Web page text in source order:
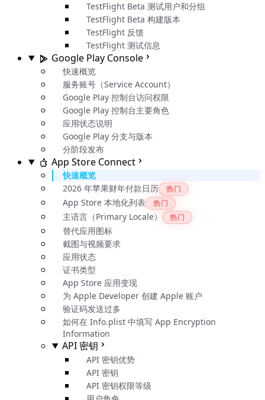
TestFlight Beta 测试用户和分组
TestFlight Beta 构建版本
TestFlight 反馈
TestFlight 测试信息
Google Play Console
快速概览
服务账号（Service Account）
Google Play 控制台访问权限
Google Play 控制台主要角色
应用状态说明
Google Play 分支与版本
分阶段发布
App Store Connect
快速概览
2026 年苹果财年付款日历
热门
App Store 本地化列表 热门
主语言（Primary Locale） 热门
替代应用图标
截图与视频要求
应用状态
证书类型
App Store 应用变现
为 Apple Developer 创建 Apple 账户
验证码发送过多
如何在 Info.plist 中填写 App Encryption
Information
API 密钥
API 密钥优势
API 密钥
API 密钥权限等级